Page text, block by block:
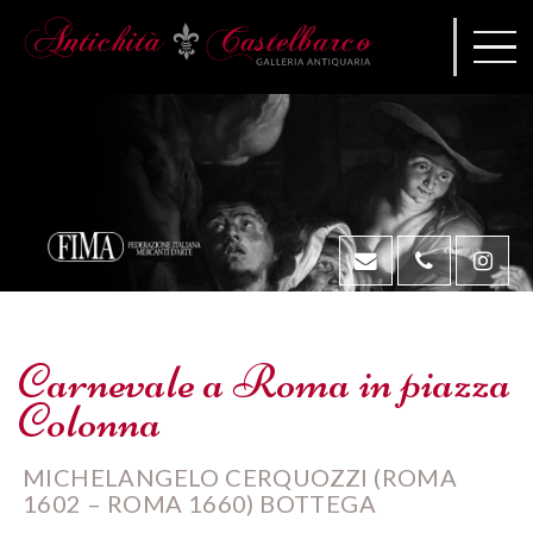
Carnevale a Roma in piazza
Colonna
MICHELANGELO CERQUOZZI (ROMA
1602 – ROMA 1660) BOTTEGA